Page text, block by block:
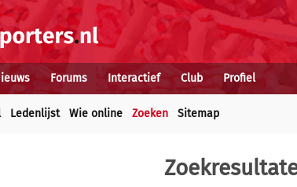
Forums Interactief Club Profiel
Ledenlijst Wie online Zoeken Sitemap